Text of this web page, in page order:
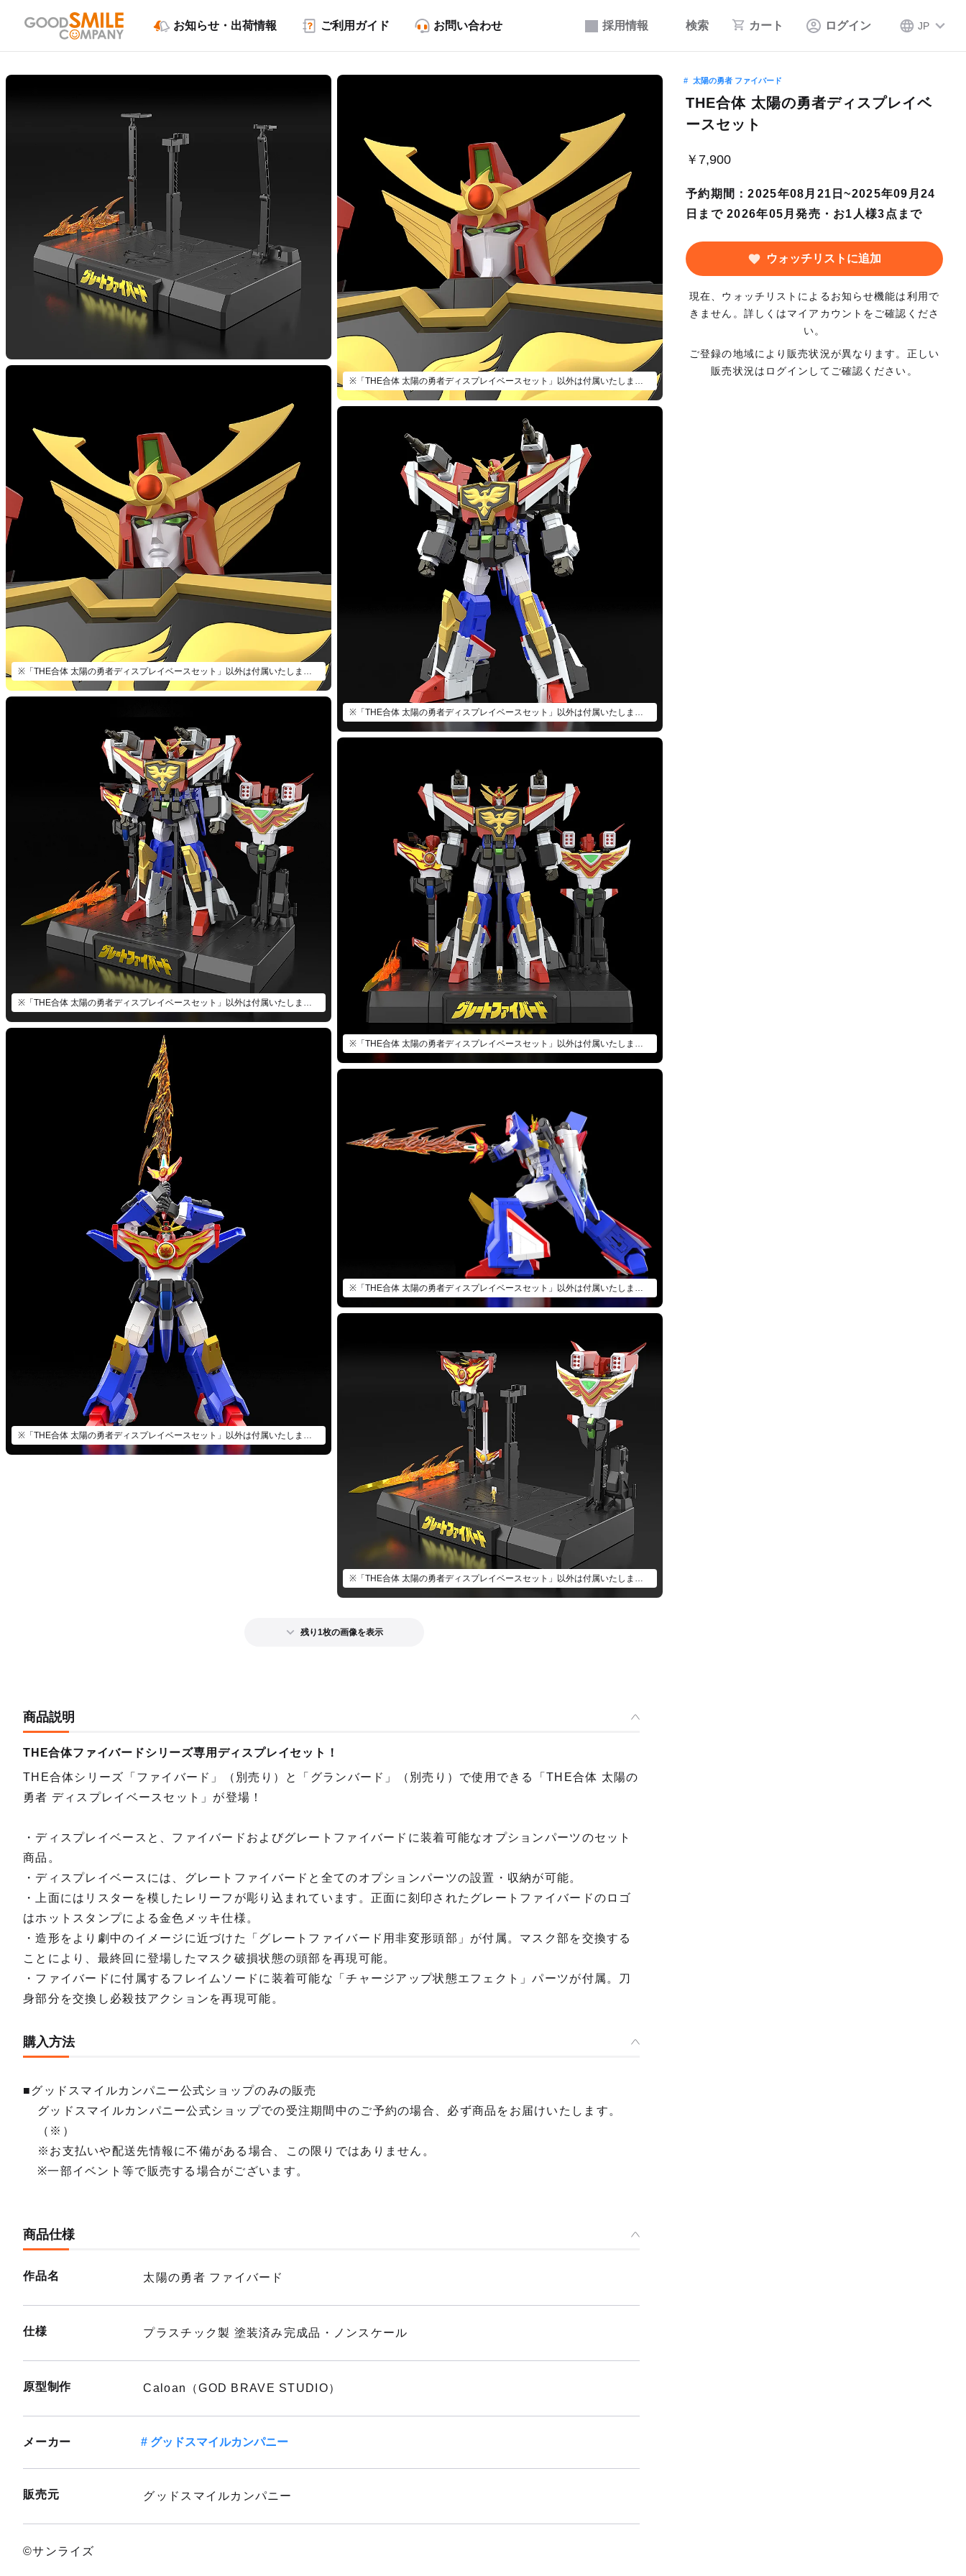
採用情報 検索 カート ログイン JP
お知らせ・出荷情報 ご利用ガイド お問い合わせ
※「THE合体 太陽の勇者ディスプレイベースセット」以外は付属いたしません。
※「THE合体 太陽の勇者ディスプレイベースセット」以外は付属いたしません。
※「THE合体 太陽の勇者ディスプレイベースセット」以外は付属いたしません。
※「THE合体 太陽の勇者ディスプレイベースセット」以外は付属いたしません。
※「THE合体 太陽の勇者ディスプレイベースセット」以外は付属いたしません。
※「THE合体 太陽の勇者ディスプレイベースセット」以外は付属いたしません。
※「THE合体 太陽の勇者ディスプレイベースセット」以外は付属いたしません。
残り1枚の画像を表示
太陽の勇者 ファイバード
THE合体 太陽の勇者ディスプレイベ
ースセット
￥7,900
予約期間：2025年08月21日~2025年09月24
日まで 2026年05月発売・お1人様3点まで
ウォッチリストに追加
現在、ウォッチリストによるお知らせ機能は利用で
きません。詳しくはマイアカウントをご確認くださ
い。
ご登録の地域により販売状況が異なります。正しい
販売状況はログインしてご確認ください。
商品説明
THE合体ファイバードシリーズ専用ディスプレイセット！
THE合体シリーズ「ファイバード」（別売り）と「グランバード」（別売り）で使用できる「THE合体 太陽の
勇者 ディスプレイベースセット」が登場！
・ディスプレイベースと、ファイバードおよびグレートファイバードに装着可能なオプションパーツのセット
商品。
・ディスプレイベースには、グレートファイバードと全てのオプションパーツの設置・収納が可能。
・上面にはリスターを模したレリーフが彫り込まれています。正面に刻印されたグレートファイバードのロゴ
はホットスタンプによる金色メッキ仕様。
・造形をより劇中のイメージに近づけた「グレートファイバード用非変形頭部」が付属。マスク部を交換する
ことにより、最終回に登場したマスク破損状態の頭部を再現可能。
・ファイバードに付属するフレイムソードに装着可能な「チャージアップ状態エフェクト」パーツが付属。刀
身部分を交換し必殺技アクションを再現可能。
購入方法
■グッドスマイルカンパニー公式ショップのみの販売
グッドスマイルカンパニー公式ショップでの受注期間中のご予約の場合、必ず商品をお届けいたします。
（※）
※お支払いや配送先情報に不備がある場合、この限りではありません。
※一部イベント等で販売する場合がございます。
商品仕様
作品名 太陽の勇者 ファイバード
仕様 プラスチック製 塗装済み完成品・ノンスケール
原型制作 Caloan（GOD BRAVE STUDIO）
メーカー グッドスマイルカンパニー
販売元 グッドスマイルカンパニー
©サンライズ